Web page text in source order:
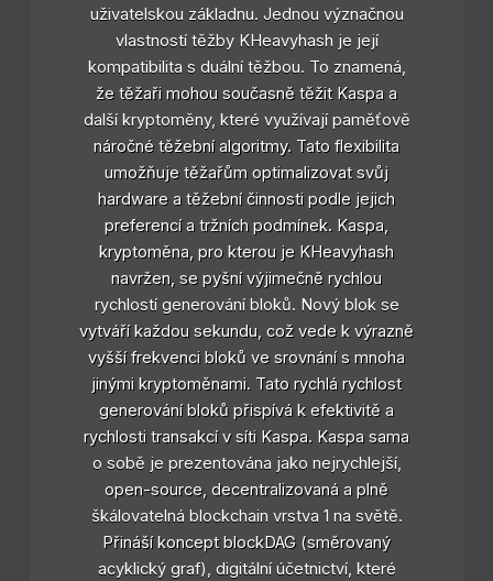
uživatelskou základnu. Jednou význačnou
vlastností těžby KHeavyhash je její
kompatibilita s duální těžbou. To znamená,
že těžaři mohou současně těžit Kaspa a
další kryptoměny, které využívají paměťově
náročné těžební algoritmy. Tato flexibilita
umožňuje těžařům optimalizovat svůj
hardware a těžební činnosti podle jejich
preferencí a tržních podmínek. Kaspa,
kryptoměna, pro kterou je KHeavyhash
navržen, se pyšní výjimečně rychlou
rychlostí generování bloků. Nový blok se
vytváří každou sekundu, což vede k výrazně
vyšší frekvenci bloků ve srovnání s mnoha
jinými kryptoměnami. Tato rychlá rychlost
generování bloků přispívá k efektivitě a
rychlosti transakcí v síti Kaspa. Kaspa sama
o sobě je prezentována jako nejrychlejší,
open-source, decentralizovaná a plně
škálovatelná blockchain vrstva 1 na světě.
Přináší koncept blockDAG (směrovaný
acyklický graf), digitální účetnictví, které